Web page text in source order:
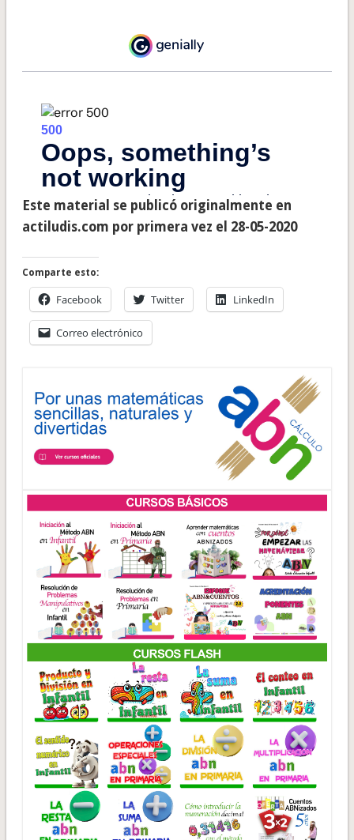
Este material se publicó originalmente en
actiludis.com por primera vez el 28-05-2020
Comparte esto:
Facebook Twitter LinkedIn
Correo electrónico